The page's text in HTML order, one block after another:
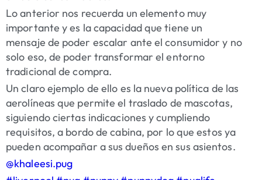
Lo anterior nos recuerda un elemento muy
importante y es la capacidad que tiene un
mensaje de poder escalar ante el consumidor y no
solo eso, de poder transformar el entorno
tradicional de compra.
Un claro ejemplo de ello es la nueva política de las
aerolíneas que permite el traslado de mascotas,
siguiendo ciertas indicaciones y cumpliendo
requisitos, a bordo de cabina, por lo que estos ya
pueden acompañar a sus dueños en sus asientos.
@khaleesi.pug